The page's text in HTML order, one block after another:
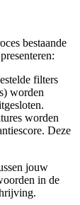
bestaande
filters
worden
worden
Deze
jouw
in de